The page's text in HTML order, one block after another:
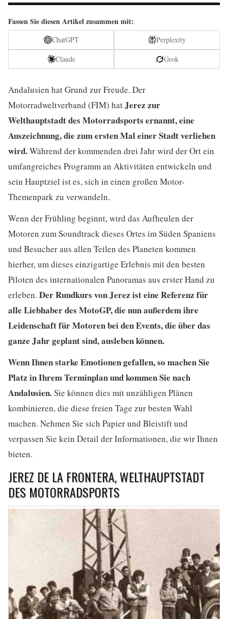
Fassen Sie diesen Artikel zusammen mit:
ChatGPT
Perplexity
Claude
Grok
Andalusien hat Grund zur Freude. Der
Motorradweltverband (FIM) hatJerez zur
Welthauptstadt des Motorradsports ernannt, eine
Auszeichnung, die zum ersten Mal einer Stadt verliehen
wird.Während der kommenden drei Jahr wird der Ort ein
umfangreiches Programm an Aktivitäten entwickeln und
sein Hauptziel ist es, sich in einen großen Motor-
Themenpark zu verwandeln.
Wenn der Frühling beginnt, wird das Aufheulen der
Motoren zum Soundtrack dieses Ortes im Süden Spaniens
und Besucher aus allen Teilen des Planeten kommen
hierher, um dieses einzigartige Erlebnis mit den besten
Piloten des internationalen Panoramas aus erster Hand zu
erleben. Der Rundkurs von Jerez ist eine Referenz für
alle Liebhaber des MotoGP, die nun außerdem ihre
Leidenschaft für Motoren bei den Events, die über das
ganze Jahr geplant sind, ausleben können.
Wenn Ihnen starke Emotionen gefallen, so machen Sie
Platz in Ihrem Terminplan und kommen Sie nach
Andalusien.Sie können dies mit unzähligen Plänen
kombinieren, die diese freien Tage zur besten Wahl
machen. Nehmen Sie sich Papier und Bleistift und
verpassen Sie kein Detail der Informationen, die wir Ihnen
bieten.
JEREZ DE LA FRONTERA, WELTHAUPTSTADT
DES MOTORRADSPORTS